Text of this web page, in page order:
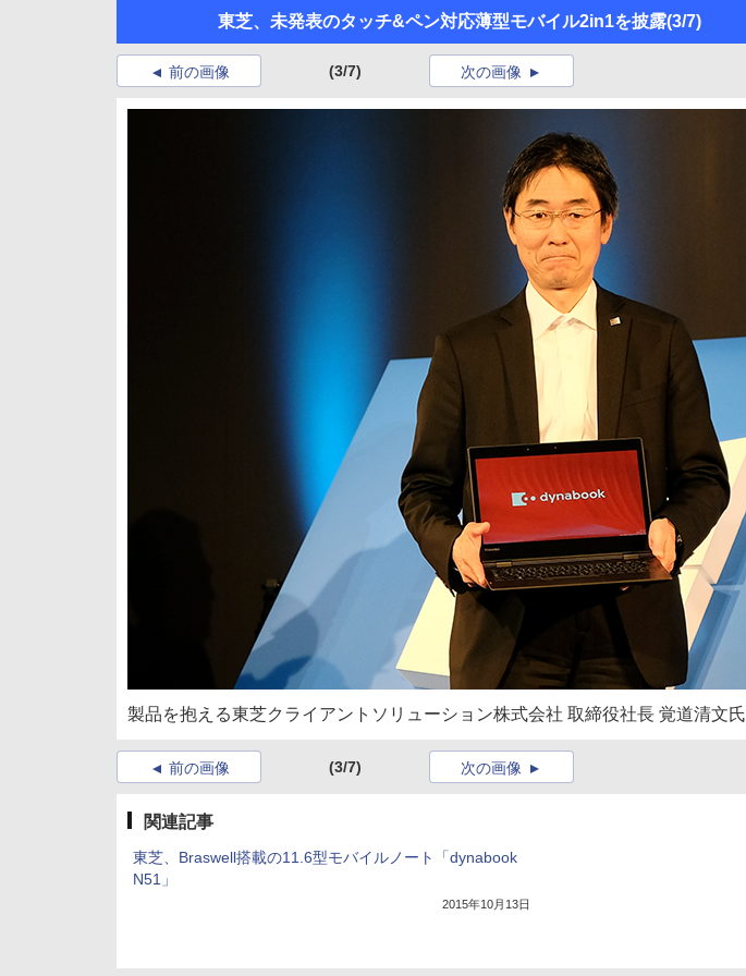
東芝、未発表のタッチ&ペン対応薄型モバイル2in1を披露(3/7)
前の画像 (3/7) 次の画像
製品を抱える東芝クライアントソリューション株式会社 取締役社長 覚道清文氏
前の画像 (3/7) 次の画像
関連記事
東芝、Braswell搭載の11.6型モバイルノート「dynabook
N51」
2015年10月13日